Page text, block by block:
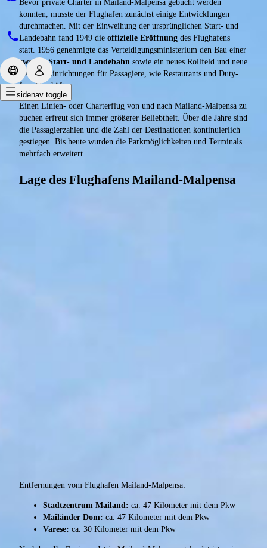
sidenav toggle
Bevor private Charter in Mailand-Malpensa gebucht werden
konnten, musste der Flughafen zunächst einige Entwicklungen
durchmachen. Mit der Einweihung der ursprünglichen Start- und
Landebahn fand 1949 die offizielle Eröffnung des Flughafens
statt. 1956 genehmigte das Verteidigungsministerium den Bau einer
zweiten Start- und Landebahn sowie ein neues Rollfeld und neue
Service-Einrichtungen für Passagiere, wie Restaurants und Duty-
free-Geschäfte.
Einen Linien- oder Charterflug von und nach Mailand-Malpensa zu
buchen erfreut sich immer größerer Beliebtheit. Über die Jahre sind
die Passagierzahlen und die Zahl der Destinationen kontinuierlich
gestiegen. Bis heute wurden die Parkmöglichkeiten und Terminals
mehrfach erweitert.
Lage des Flughafens Mailand-Malpensa
Entfernungen vom Flughafen Mailand-Malpensa:
Stadtzentrum Mailand: ca. 47 Kilometer mit dem Pkw
Mailänder Dom: ca. 47 Kilometer mit dem Pkw
Varese: ca. 30 Kilometer mit dem Pkw